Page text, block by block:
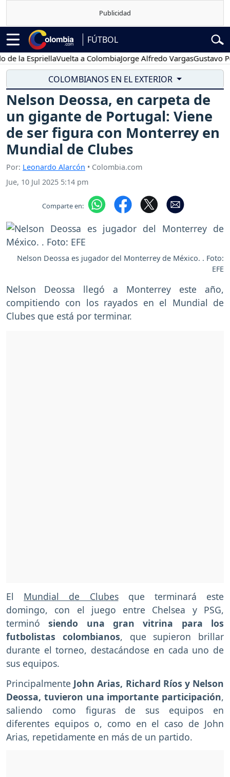
FÚTBOL
EspriellaVuelta a ColombiaJorge Alfredo VargasGustavo Petro
COLOMBIANOS EN EL EXTERIOR
Nelson Deossa, en carpeta de
un gigante de Portugal: Viene
de ser figura con Monterrey en
Mundial de Clubes
Por: Leonardo Alarcón • Colombia.com
Jue, 10 Jul 2025 5:14 pm
Comparte en:
Nelson Deossa es jugador del Monterrey de México. . Foto:
EFE
Nelson Deossa llegó a Monterrey este año,
compitiendo con los rayados en el Mundial de
Clubes que está por terminar.
El Mundial de Clubesque terminará este
domingo, con el juego entre Chelsea y PSG,
terminósiendo una gran vitrina para los
futbolistas colombianos, que supieron brillar
durante el torneo, destacándose en cada uno de
sus equipos.
Principalmente John Arias, Richard Ríos y Nelson
Deossa, tuvieron una importante participación,
saliendo como figuras de sus equipos en
diferentes equipos o, como en el caso de John
Arias, repetidamente en más de un partido.